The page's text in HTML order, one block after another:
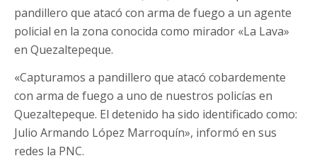
pandillero que atacó con arma de fuego a un agente
policial en la zona conocida como mirador «La Lava»
en Quezaltepeque.
«Capturamos a pandillero que atacó cobardemente
con arma de fuego a uno de nuestros policías en
Quezaltepeque. El detenido ha sido identificado como:
Julio Armando López Marroquín», informó en sus
redes la PNC.